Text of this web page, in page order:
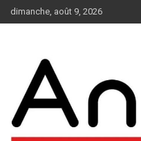
Aller
au
dimanche, août 9, 2026